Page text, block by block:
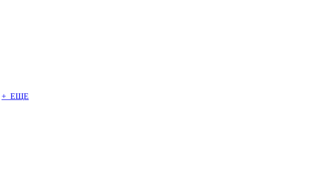
+ ЕЩЕ